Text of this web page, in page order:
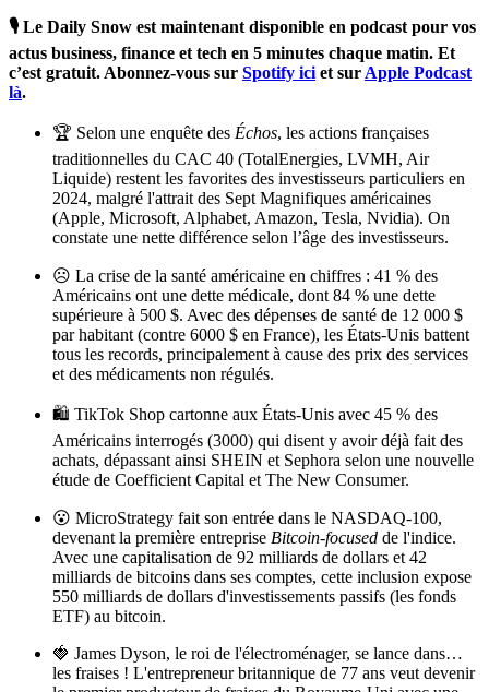
🎙️ Le Daily Snow est maintenant disponible en podcast pour vos
actus business, finance et tech en 5 minutes chaque matin. Et
c’est gratuit. Abonnez-vous sur Spotify ici et sur Apple Podcast
là.
🏆 Selon une enquête des Échos, les actions françaises
traditionnelles du CAC 40 (TotalEnergies, LVMH, Air
Liquide) restent les favorites des investisseurs particuliers en
2024, malgré l'attrait des Sept Magnifiques américaines
(Apple, Microsoft, Alphabet, Amazon, Tesla, Nvidia). On
constate une nette différence selon l’âge des investisseurs.
☹️ La crise de la santé américaine en chiffres : 41 % des
Américains ont une dette médicale, dont 84 % une dette
supérieure à 500 $. Avec des dépenses de santé de 12 000 $
par habitant (contre 6000 $ en France), les États-Unis battent
tous les records, principalement à cause des prix des services
et des médicaments non régulés.
🛍️ TikTok Shop cartonne aux États-Unis avec 45 % des
Américains interrogés (3000) qui disent y avoir déjà fait des
achats, dépassant ainsi SHEIN et Sephora selon une nouvelle
étude de Coefficient Capital et The New Consumer.
😮 MicroStrategy fait son entrée dans le NASDAQ-100,
devenant la première entreprise Bitcoin-focused de l'indice.
Avec une capitalisation de 92 milliards de dollars et 42
milliards de bitcoins dans ses comptes, cette inclusion expose
550 milliards de dollars d'investissements passifs (les fonds
ETF) au bitcoin.
🍓 James Dyson, le roi de l'électroménager, se lance dans…
les fraises ! L'entrepreneur britannique de 77 ans veut devenir